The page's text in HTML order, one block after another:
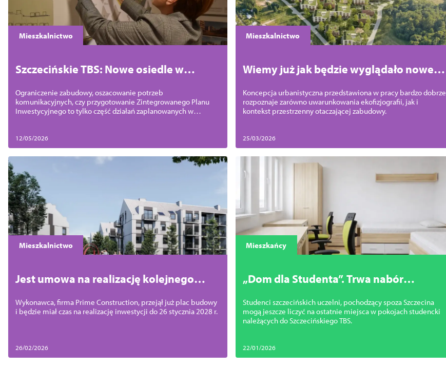
Mieszkalnictwo
Szczecińskie TBS: Nowe osiedle w
Ograniczenie zabudowy, oszacowanie potrzeb
komunikacyjnych, czy przygotowanie Zintegrowanego Planu
Inwestycyjnego to tylko część działań zaplanowanych w
12/05/2026
Mieszkalnictwo
Wiemy już jak będzie wyglądało nowe
Koncepcja urbanistyczna przedstawiona w pracy bardzo dobrze
rozpoznaje zarówno uwarunkowania ekofizjografii, jak i
kontekst przestrzenny otaczającej zabudowy.
25/03/2026
Mieszkalnictwo
Jest umowa na realizację kolejnego
Wykonawca, firma Prime Construction, przejął już plac budowy
i będzie miał czas na realizację inwestycji do 26 stycznia 2028 r.
26/02/2026
Mieszkańcy
„Dom dla Studenta”. Trwa nabór
Studenci szczecińskich uczelni, pochodzący spoza Szczecina
mogą jeszcze liczyć na ostatnie miejsca w pokojach studencki
należących do Szczecińskiego TBS.
22/01/2026